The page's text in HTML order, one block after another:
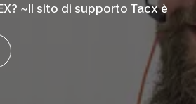
~Il sito di supporto Tacx è